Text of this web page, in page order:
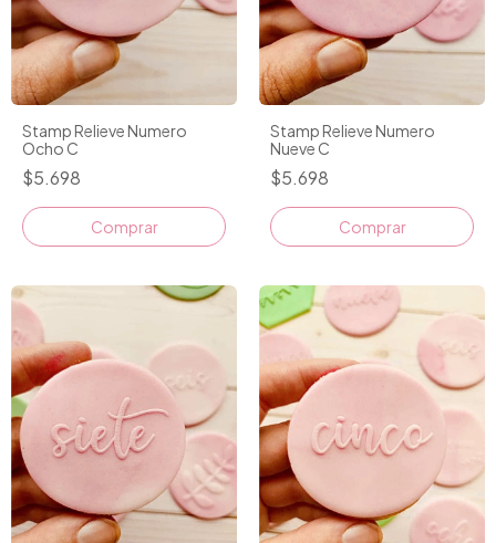
Stamp Relieve Numero
Ocho C
$5.698
Stamp Relieve Numero
Nueve C
$5.698